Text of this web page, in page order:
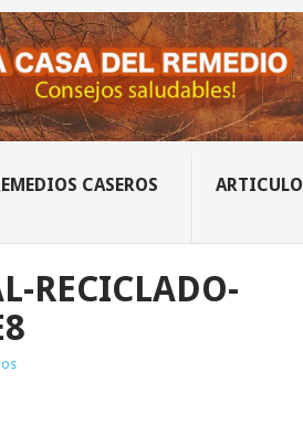
CASEROS ARTICULO
RECICLADO-